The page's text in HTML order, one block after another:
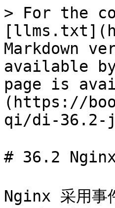
> For the
Markdown
available
page is
(https://
qi/di-36.2-
# 36.2 Nginx
Nginx 采用事